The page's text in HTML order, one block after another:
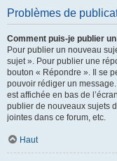
Problèmes de
Comment puis-je publier
Pour publier un nouveau
sujet ». Pour publier une
bouton « Répondre ». Il se
pouvoir rédiger un
est affichée en bas de
publier de nouveaux sujets
jointes dans ce forum, etc.
Haut